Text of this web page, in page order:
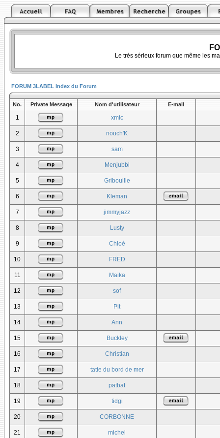
Le très sérieux forum que même les
FORUM 3LABEL Index du Forum
No. Private Message Nom d'utilisateur E-mail
1 xmic
2 nouch'K
3 sam
4 Menjubbi
5 Gribouille
6 Kleman
7 jimmyjazz
8 Lusty
9 Chloé
10 FRED
11 Maika
12 sof
13 Pit
14 Ann
15 Buckley
16 Christian
17 tatie du bord de mer
18 patbat
19 tidgi
20 CORBONNE
21 michel